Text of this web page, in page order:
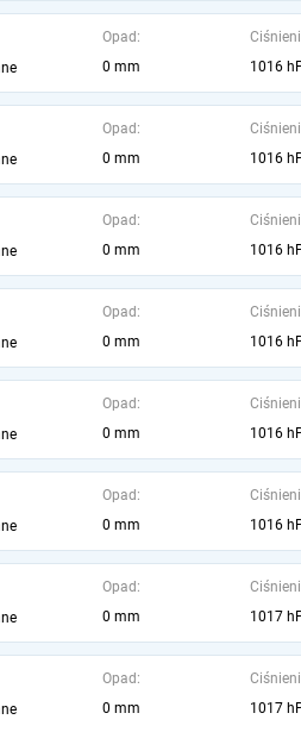
Opad:
0 mm
1016
Opad:
0 mm
1016
Opad:
0 mm
1016
Opad:
0 mm
1016
Opad:
0 mm
1016
Opad:
0 mm
1016
Opad:
0 mm
1017
Opad:
0 mm
1017